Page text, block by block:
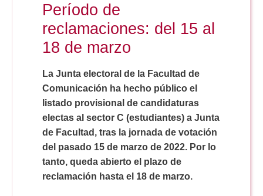
Comunicación Audiovisual
Doble Grado PER/CAV
#YoPractico
Boletines
Período de
reclamaciones: del 15 al
18 de marzo
La Junta electoral de la Facultad de
Comunicación ha hecho público el
listado provisional de candidaturas
electas al sector C (estudiantes) a Junta
de Facultad, tras la jornada de votación
del pasado 15 de marzo de 2022. Por lo
tanto, queda abierto el plazo de
reclamación hasta el 18 de marzo.